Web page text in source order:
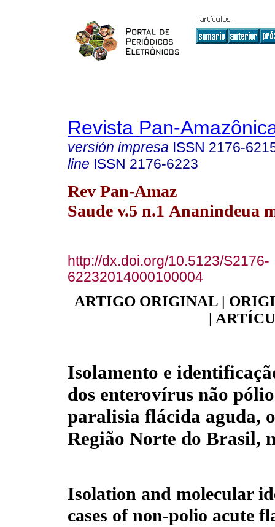
Revista Pan-
versión impresa ISSN 2176-
line ISSN 2176-6223
Rev Pan-Amaz
Saude v.5 n.1 Ananindeua
http://dx.doi.org/10.5123/S2176-
62232014000100004
ARTIGO ORIGINAL |
|
Isolamento e
dos enterovírus não
paralisia flácida aguda,
Região Norte do Brasil,
Isolation and molecular
cases of non-polio acute